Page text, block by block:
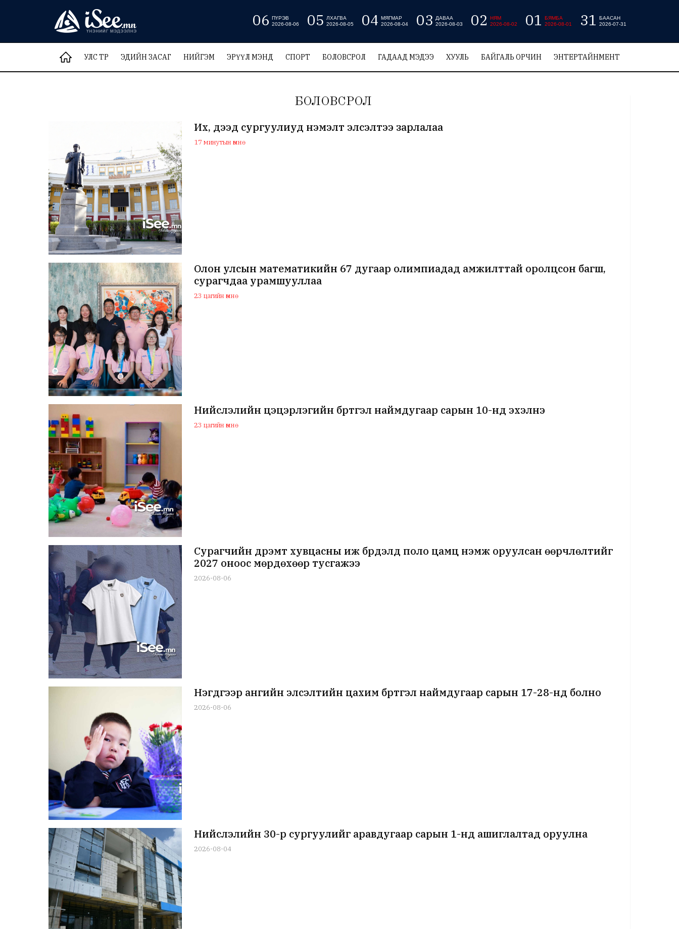
06 ПҮРЭВ
2026-08-06
05
ЛХАГВА
2026-08-05
04 МЯГМАР
2026-08-04
03
ДАВАА
2026-08-03
02
НЯМ
2026-08-02
01
БЯМБА
2026-08-01
31
БААСАН
2026-07-31
УЛС ТӨР ЭДИЙН ЗАСАГ НИЙГЭМ ЭРҮҮЛ МЭНД СПОРТ БОЛОВСРОЛ ГАДААД МЭДЭЭ ХУУЛЬ БАЙГАЛЬ ОРЧИН ЭНТЕРТАЙНМЕНТ
БОЛОВСРОЛ
Их, дээд сургуулиуд нэмэлт элсэлтээ зарлалаа
17 минутын өмнө
Олон улсын математикийн 67 дугаар олимпиадад амжилттай оролцсон багш,
сурагчдаа урамшууллаа
23 цагийн өмнө
Нийслэлийн цэцэрлэгийн бүртгэл наймдугаар сарын 10-нд эхэлнэ
23 цагийн өмнө
Сурагчийн дүрэмт хувцасны иж бүрдэлд поло цамц нэмж оруулсан өөрчлөлтийг
2027 оноос мөрдөхөөр тусгажээ
2026-08-06
Нэгдүгээр ангийн элсэлтийн цахим бүртгэл наймдугаар сарын 17-28-нд болно
2026-08-06
Нийслэлийн 30-р сургуулийг аравдугаар сарын 1-нд ашиглалтад оруулна
2026-08-04